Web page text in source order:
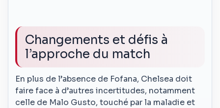
Changements et défis à
l’approche du match
En plus de l’absence de Fofana, Chelsea doit
faire face à d’autres incertitudes, notamment
celle de Malo Gusto, touché par la maladie et